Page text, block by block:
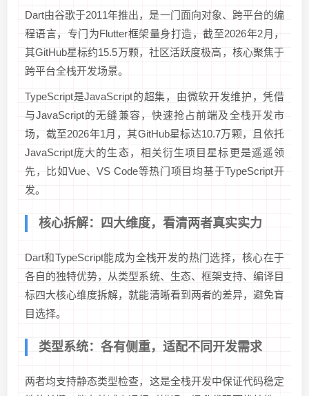
Dart由谷歌于2011年推出，是一门面向对象、跨平台的编
程语言，专门为Flutter框架量身打造，截至2026年2月，
其GitHub星标约15.5万颗，社区活跃度极高，核心聚焦于
跨平台全栈开发场景。
TypeScript是JavaScript的超集，由微软开发维护，凭借
与JavaScript的无缝兼容，快速抢占前端及全栈开发市
场，截至2026年1月，其GitHub星标达10.7万颗，且依托
JavaScript庞大的生态，相关衍生项目星标更是遥遥领
先，比如Vue、VS Code等热门项目均基于TypeScript开
发。
核心拆解：四大维度，看清两者真实实力
Dart和TypeScript能成为全栈开发的热门选择，核心在于
各自的独特优势，从类型系统、生态、框架支持、编译目
标四大核心维度拆解，就能清晰看到两者的差异，避免盲
目选择。
类型系统：各有侧重，适配不同开发需求
两者均支持静态类型检查，这是全栈开发中保证代码稳定